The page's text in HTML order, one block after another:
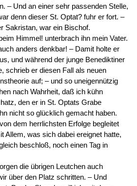
– Und an einer sehr passenden Stelle,
denn dieser St. Optat? fuhr er fort. –
Sakristan, war ein Bischof.
Himmel! unterbrach ihn mein Vater.
anders denkbar! – Damit holte er
und während der junge Benediktiner
schrieb er diesen Fall als neuen
auf; – und so uneigennützig
nach Wahrheit, daß ich kühn
den er in St. Optats Grabe
nicht so glücklich gemacht haben.
dem herrlichsten Erfolge begleitet
Allem, was sich dabei ereignet hatte,
beschloß, noch einen Tag in
die übrigen Leutchen auch
über den Platz schritten. – Und